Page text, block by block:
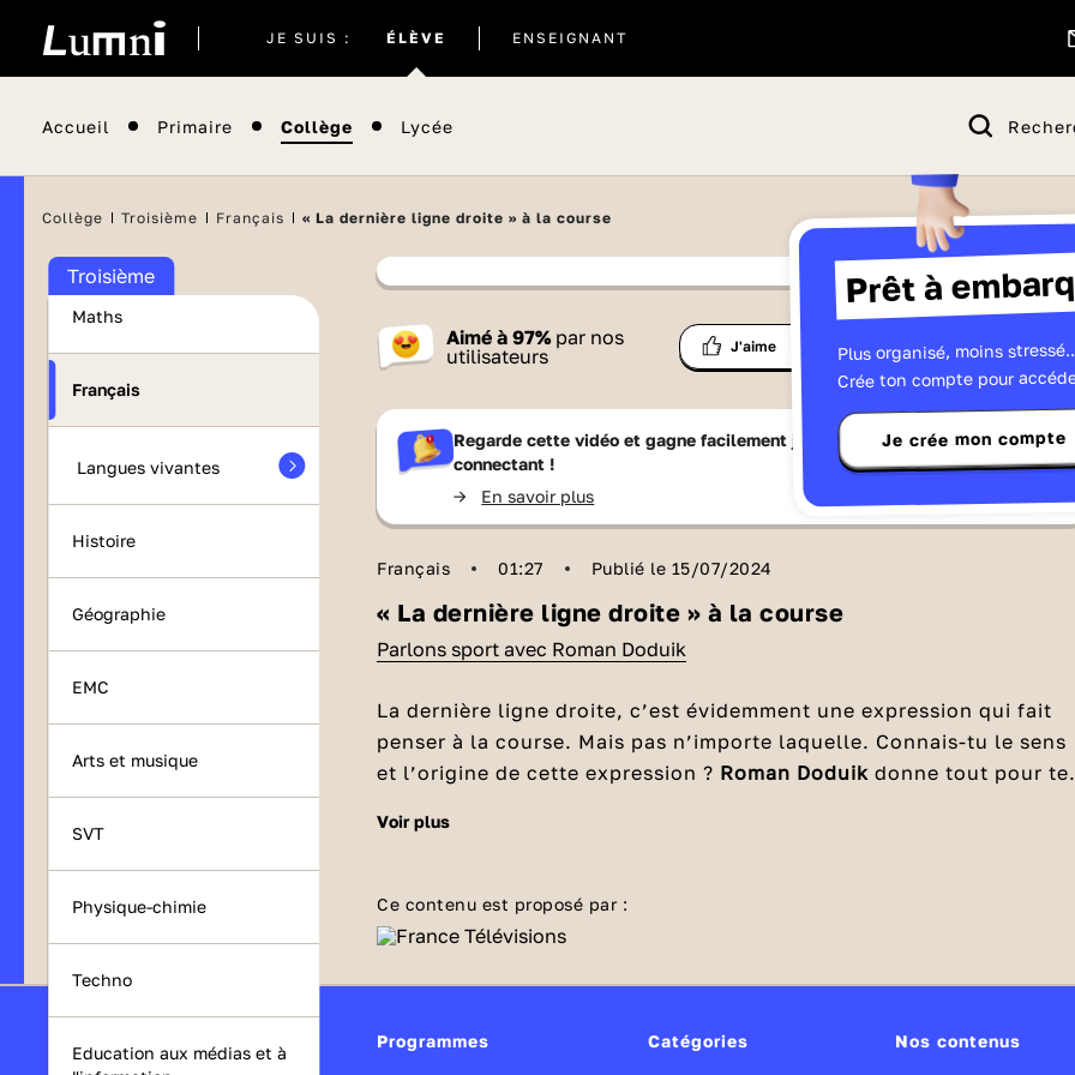
JE SUIS : ÉLÈVE
actuel
ENSEIGNANT
Accueil Primaire Collège Lycée
Prêt à
Plus organisé, moins
Crée ton compte pour
Je crée mon compte
Collège Troisième Français « La dernière ligne droite » à la course
Troisième
Maths
Français
Langues vivantes
Histoire
Géographie
EMC
Arts et musique
SVT
Physique-chimie
Techno
Education aux médias et à
Contenu proposé par
France Télévisions
Aimé à97% par nos
utilisateurs
J'aime
liste
Partager
Regarde cette vidéo et gagne facilement jusqu'à 15 Lumnizen te
connectant !
-> En savoir plus
Français 01:27 Publié le 15/07/2024
« La dernière ligne droite » à la course
Parlons sport avec Roman Doduik
La dernière ligne droite, c’est évidemment une expression qui fait
penser à la course. Mais pas n’importe laquelle. Connais-tu le sens
et l’origine de cette expression ? Roman Doduik donne tout pour te
D’où vient « la dernière ligne droite » ?
l’expression est issue. C’est en effet dans cette fameuse dernière
ligne droite que les chevaux donnent tout ce qu’ils ont pour franchir
de la course, une certaine prudence s’imposait.
Lors d’une course hippique, les jockeys peuvent être pénalisés
voir plus
Ce contenu est proposé par :
Programmes Catégories Nos contenus